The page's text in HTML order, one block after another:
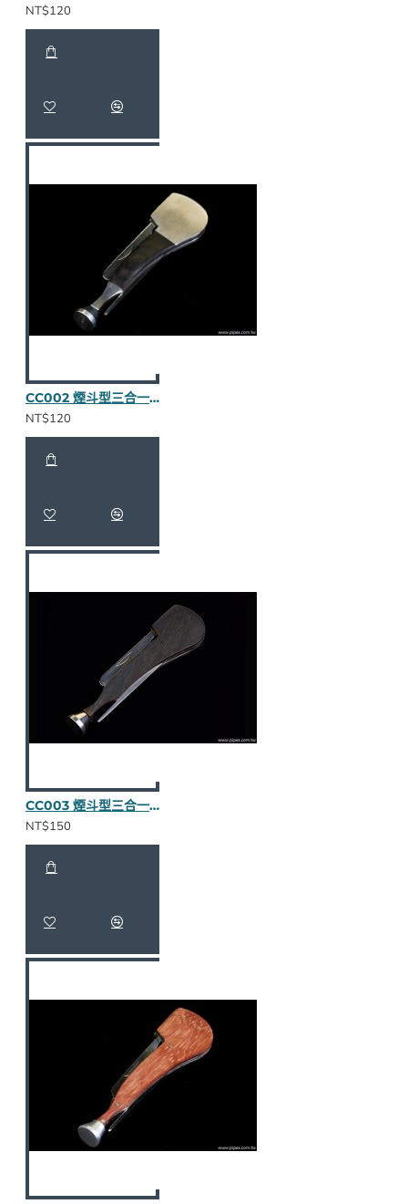
NT$120
CC002 煙斗型三合一壓棒（烏木半貼皮）
NT$120
CC003 煙斗型三合一壓棒（烏木全貼皮）
NT$150